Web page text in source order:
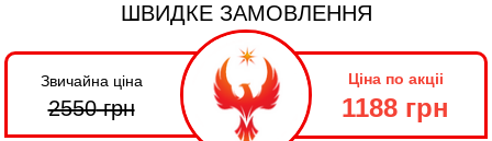
ШВИДКЕ ЗАМОВЛЕННЯ
Звичайна ціна
2550грн
Ціна по акціі
1188 грн